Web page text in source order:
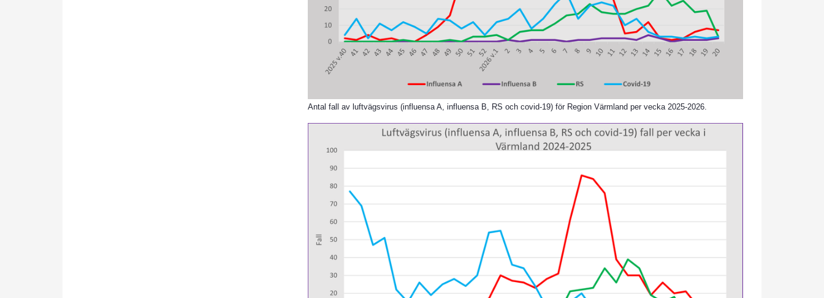
Antal fall av luftvägsvirus (influensa A, influensa B, RS och covid-19) för Region Värmland per vecka 2025-2026.